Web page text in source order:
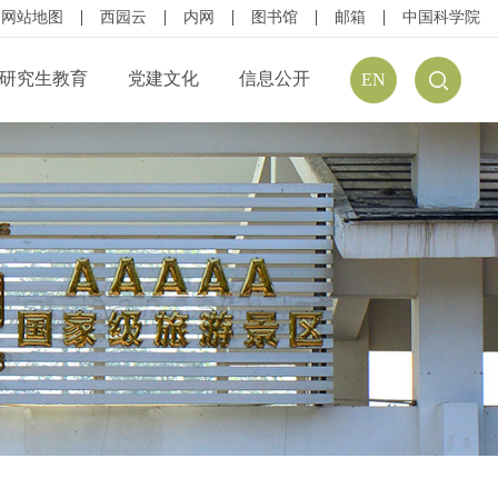
网站地图 西园云 内网 图书馆 邮箱 中国科学院
研究生教育 党建文化
廉政建设
文化建设
学习资源
信息公开
开目录 预（决）算公开
公开 年度报告
式
EN